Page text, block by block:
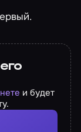
и будет